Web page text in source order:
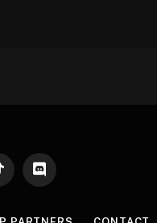
Discord